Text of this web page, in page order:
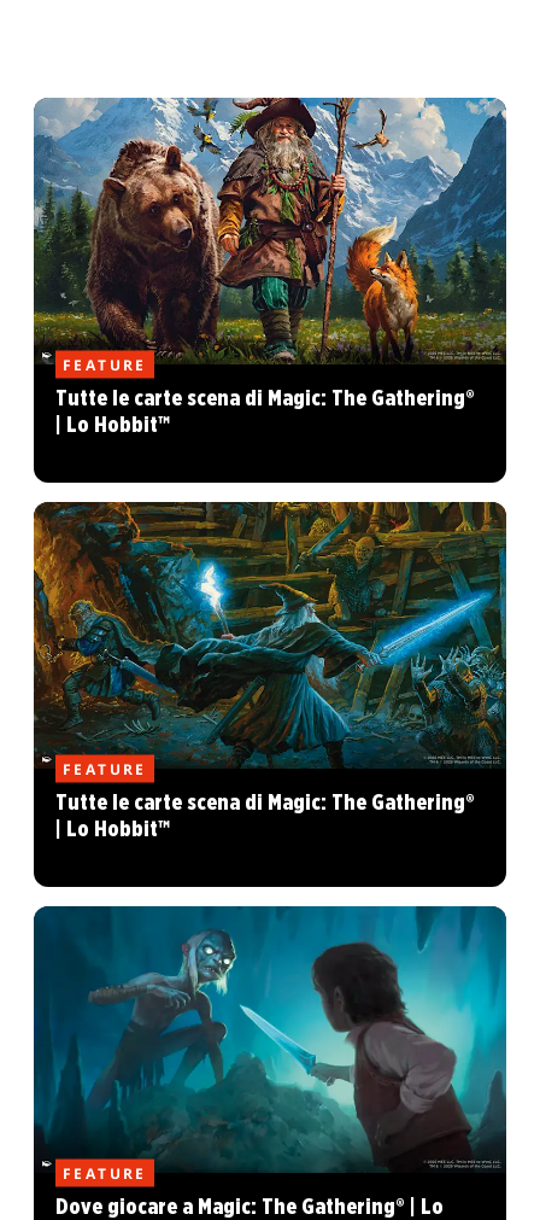
FEATURE
Tutte le carte scena di Magic: The Gathering®
| Lo Hobbit™
FEATURE
Tutte le carte scena di Magic: The Gathering®
| Lo Hobbit™
FEATURE
Dove giocare a Magic: The Gathering® | Lo